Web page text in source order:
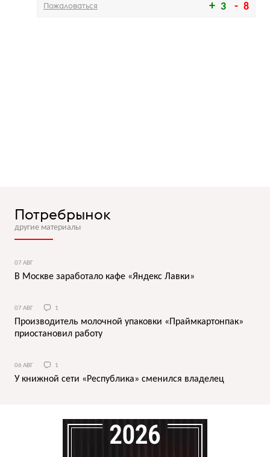
3 8
Пожаловаться
Потребрынок
другие материалы
07 АВГ
В Москве заработало кафе «Яндекс Лавки»
07 АВГ 1
Производитель молочной упаковки «Праймкартонпак»
приостановил работу
06 АВГ 1
У книжной сети «Республика» сменился владелец